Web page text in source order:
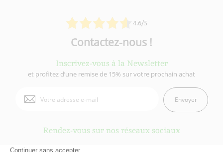
4.6/5
Contactez-nous !
Inscrivez-vous à la Newsletter
et profitez d’une remise de 15% sur votre prochain achat
Envoyer
Rendez-vous sur nos réseaux sociaux